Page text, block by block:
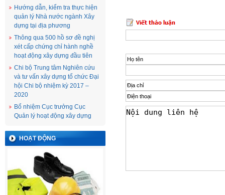
Hướng dẫn, kiểm tra thực hiện
quản lý Nhà nước ngành Xây
dựng tại địa phương
Thông qua 500 hồ sơ đề nghị
xét cấp chứng chỉ hành nghề
hoạt động xây dựng đầu tiên
Chi bộ Trung tâm Nghiên cứu
và tư vấn xây dựng tổ chức Đại
hội Chi bộ nhiệm kỳ 2017 –
2020
Bổ nhiệm Cục trưởng Cục
Quản lý hoạt động xây dựng
HOẠT ĐỘNG